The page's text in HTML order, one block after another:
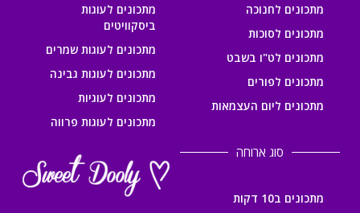
מתכונים לחנוכה
מתכונים לסוכות
מתכונים לט"ו בשבט
מתכונים לפורים
מתכונים ליום העצמאות
מתכונים לעוגות
ביסקוויטים
מתכונים לעוגות שמרים
מתכונים לעוגות גבינה
מתכונים לעוגיות
מתכונים לעוגות פרווה
סוג ארוחה
מתכונים ב10 דקות